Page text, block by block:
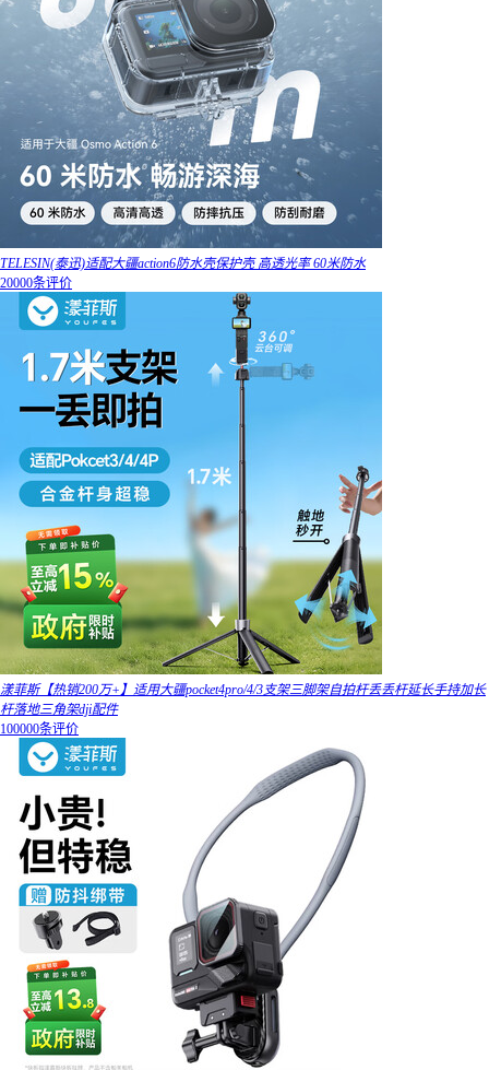
TELESIN(泰迅)适配大疆action6防水壳保护壳 高透光率 60米防水
20000条评价
漾菲斯【热销200万+】适用大疆pocket4pro/4/3支架三脚架自拍杆丢丢杆延长手持加长
杆落地三角架dji配件
100000条评价